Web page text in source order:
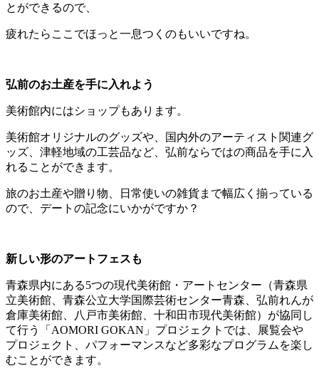
とができるので、
疲れたらここでほっと一息つくのもいいですね。
弘前のお土産を手に入れよう
美術館内にはショップもあります。
美術館オリジナルのグッズや、国内外のアーティスト関連グ
ッズ、津軽地域の工芸品など、弘前ならではの商品を手に入
れることができます。
旅のお土産や贈り物、日常使いの雑貨まで幅広く揃っている
ので、デートの記念にいかがですか？
新しい形のアートフェスも
青森県内にある5つの現代美術館・アートセンター（青森県
立美術館、青森公立大学国際芸術センター青森、弘前れんが
倉庫美術館、八戸市美術館、十和田市現代美術館）が協同し
て行う「AOMORI GOKAN」プロジェクトでは、展覧会や
プロジェクト、パフォーマンスなど多彩なプログラムを楽し
むことができます。